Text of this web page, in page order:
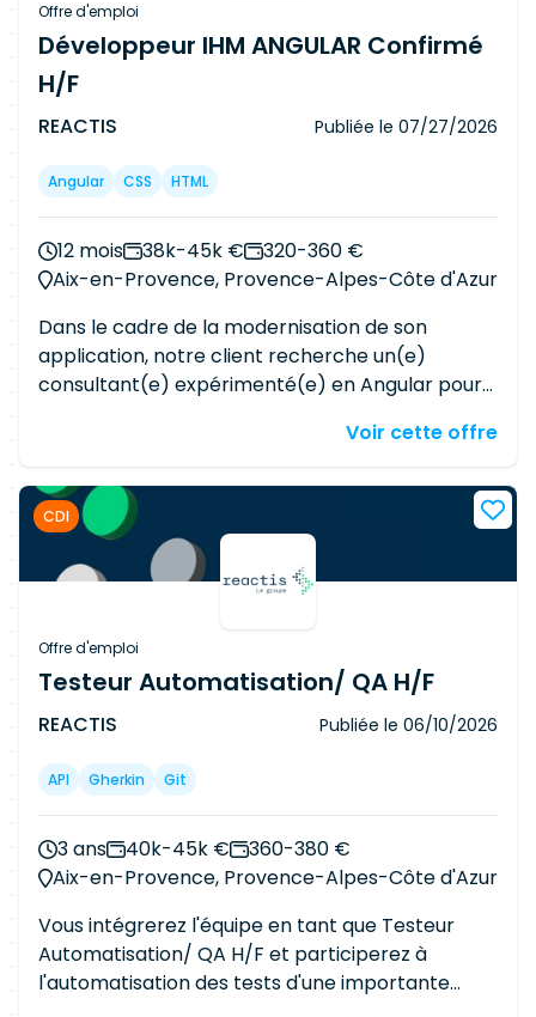
Offre d'emploi
Développeur IHM ANGULAR Confirmé
H/F
REACTIS Publiée le 07/27/2026
Angular CSS HTML
12 mois 38k-45k €
320-360 €
Aix-en-Provence, Provence-Alpes-Côte d'Azur
Dans le cadre de la modernisation de son
application, notre client recherche un(e)
consultant(e) expérimenté(e) en Angular pour
en application web. Vous intégrerez une équipe
maquette fonctionnelle en une interface
utilisateur performante, responsive et conforme
aux standards de développement Angular.
Missions Réécrire une maquette IHM en Angular.
maintenables. Assurer une intégration fidèle au
design et aux spécifications fonctionnelles.
Garantir la qualité du code (tests, bonnes
pratiques, revues de code). Collaborer avec les
équipes UX/
UI, fonctionnelles et techniques.
Participer aux phases de recette et aux
corrections d'anomalies.
Voir cette offre
CDI
Offre d'emploi
Testeur Automatisation/ QA H/F
REACTIS Publiée le 06/10/2026
API Gherkin Git
3 ans 40k-45k €
360-380 €
Aix-en-Provence, Provence-Alpes-Côte d'Azur
Vous intégrerez l'équipe en tant que Testeur
Automatisation/ QA H/F et participerez à
l'automatisation des tests d'une importante